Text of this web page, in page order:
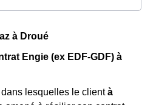
à Droué
Engie (ex EDF-GDF) à
dans lesquelles le clientà